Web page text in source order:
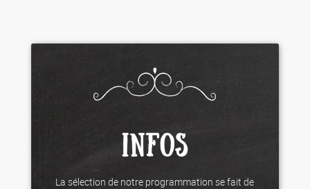
INFOS
La sélection de notre programmation se fait de